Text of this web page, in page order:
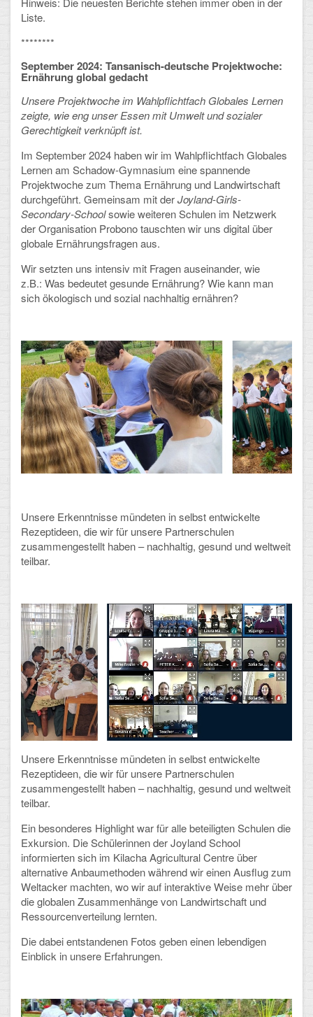
SCHULLEBEN
Schulleitung
Schülervertretung
Gesamtelternvertretung
Sekretariat
Ganztagsschule
Schulsozialarbeit
Berufsorientierung
Klima-Projekt
Elternchor
Förderverein
Ehemalige
Schulzeitung: Der Gottfried
Deutsch und Fremdsprachen
Mathematik, Informatik und Naturwissenschaften
Musische Fächer
Sport
ORGANISATION
Freistellung/Entschuldigung
Umwahl 11. Kl.
mPA
Wahlfächer
CLOUD
Liste.
********
September 2024: Tansanisch-deutsche Projektwoche:
Ernährung global gedacht
Unsere Projektwoche im Wahlpflichtfach Globales Lernen
zeigte, wie eng unser Essen mit Umwelt und sozialer
Gerechtigkeit verknüpft ist.
Im September 2024 haben wir im Wahlpflichtfach Globales
Lernen am Schadow-Gymnasium eine spannende
Projektwoche zum Thema Ernährung und Landwirtschaft
durchgeführt. Gemeinsam mit derJoyland-Girls-
Secondary-Schoolsowie weiteren Schulen im Netzwerk
der Organisation Probono tauschten wir uns digital über
globale Ernährungsfragen aus.
Wir setzten uns intensiv mit Fragen auseinander, wie
z.B.: Was bedeutet gesunde Ernährung?Wie kann man
sich ökologisch und sozial nachhaltig ernähren?
Unsere Erkenntnisse mündeten in selbst entwickelte
Rezeptideen, die wir für unsere Partnerschulen
zusammengestellt haben – nachhaltig, gesund und weltweit
teilbar.
Unsere Erkenntnisse mündeten in selbst entwickelte
Rezeptideen, die wir für unsere Partnerschulen
zusammengestellt haben – nachhaltig, gesund und weltweit
teilbar.
Ein besonderes Highlight war für alle beteiligten Schulen die
Exkursion. Die Schülerinnen der Joyland School
informierten sich im Kilacha Agricultural Centre über
alternative Anbaumethoden während wir einen Ausflug zum
Weltacker machten, wo wir auf interaktive Weise mehr über
die globalen Zusammenhänge von Landwirtschaft und
Ressourcenverteilung lernten.
Die dabei entstandenen Fotos geben einen lebendigen
Einblick in unsere Erfahrungen.